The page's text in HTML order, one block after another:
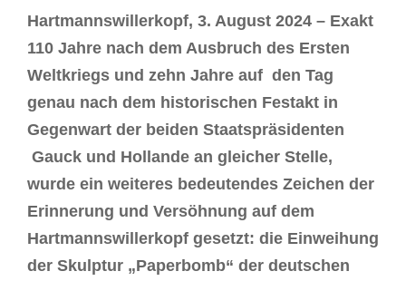
Hartmannswillerkopf, 3. August 2024 – Exakt
110 Jahre nach dem Ausbruch des Ersten
Weltkriegs und zehn Jahre auf den Tag
genau nach dem historischen Festakt in
Gegenwart der beiden Staatspräsidenten
Gauck und Hollande an gleicher Stelle,
wurde ein weiteres bedeutendes Zeichen der
Erinnerung und Versöhnung auf dem
Hartmannswillerkopf gesetzt: die Einweihung
der Skulptur „Paperbomb“ der deutschen